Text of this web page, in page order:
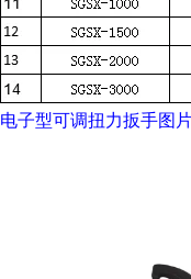
电子型可调扭力扳手图